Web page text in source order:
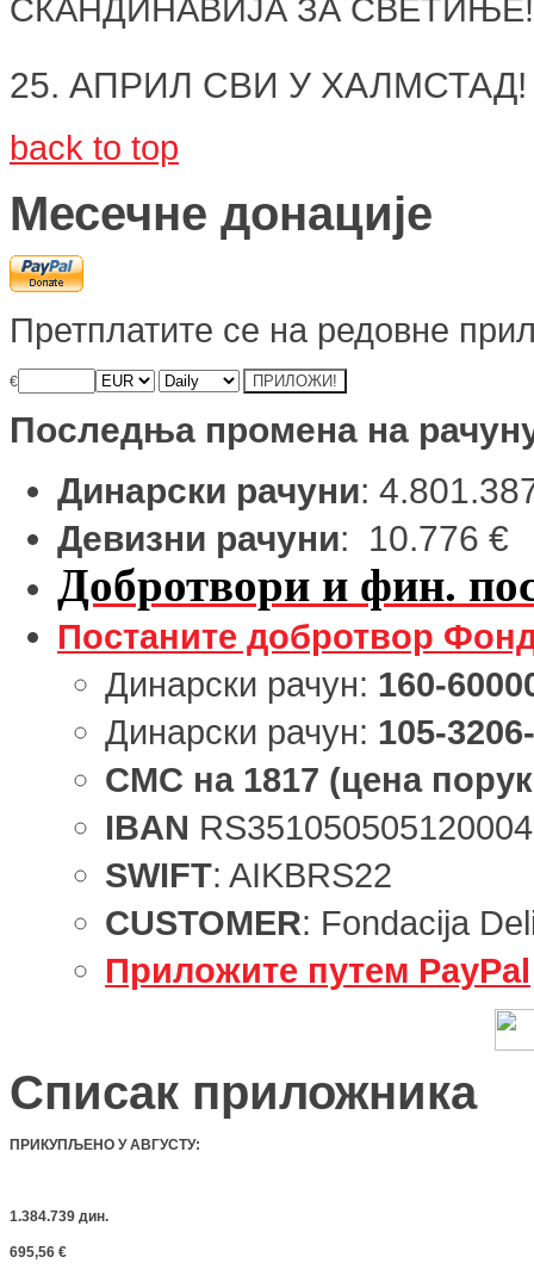
СКАНДИНАВИЈА ЗА СВЕТИЊЕ!
25. АПРИЛ СВИ У ХАЛМСТАД!
back to top
Месечне донације
Претплатите се на редовне
€
Последња промена на
Динарски рачуни:
Девизни рачуни: 10.776 €
Добротвори и фин.
Постаните добротвор
Динарски рачун: 160-
Динарски рачун: 105-
СМС на 1817 (цена
IBAN
SWIFT: AIKBRS22
CUSTOMER: Fondacija
Приложите путем PayPal
Списак приложника
ПРИКУПЉЕНО У АВГУСТУ:
1.384.739 дин.
695,56 €